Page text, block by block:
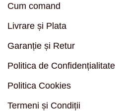
Cum comand
Livrare și Plata
Garanție și Retur
Politica de Confidențialitate
Politica Cookies
Termeni și Condiții